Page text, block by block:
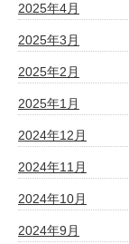
2025年4月
2025年3月
2025年2月
2025年1月
2024年12月
2024年11月
2024年10月
2024年9月